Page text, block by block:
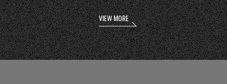
VIEW MORE